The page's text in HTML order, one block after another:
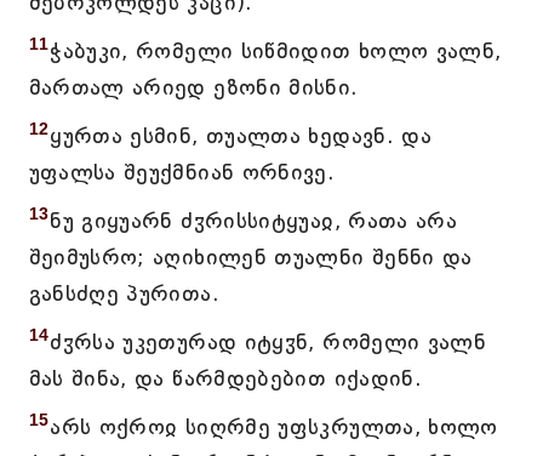
11ჭაბუკი, რომელი სიწმიდით ხოლო ვალნ,
მართალ არიედ ეზონი მისნი.
12ყურთა ესმინ, თუალთა ხედავნ. და
უფალსა შეუქმნიან ორნივე.
13ნუ გიყუარნ ძჳრისსიტყუაჲ, რათა არა
შეიმუსრო; აღიხილენ თუალნი შენნი და
განსძღე პურითა.
14ძჳრსა უკეთურად იტყჳნ, რომელი ვალნ
მას შინა, და წარმდებებით იქადინ.
15არს ოქროჲ სიღრმე უფსკრულთა, ხოლო